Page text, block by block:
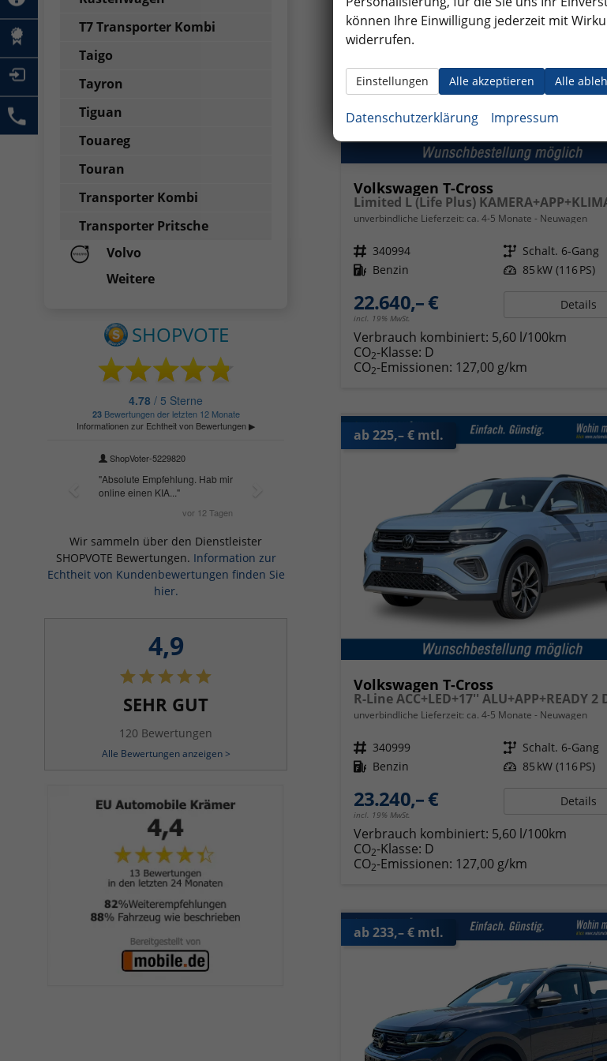
Volkswagen T-Cross
unverbindliche Lieferzeit: ca. 4-5 Monate Neuwagen
Fahrzeugnr. 340994 Getriebe Schalt. 6-Gang
Kraftstoff Benzin Leistung 85 kW (116 PS)
22.640,– €
incl. 19% MwSt.
Details
Verbrauch kombiniert: 5,60 l/100km
CO2-Klasse: D
CO2-Emissionen: 127,00 g/km
ab 225,– € mtl.
Volkswagen T-Cross
unverbindliche Lieferzeit: ca. 4-5 Monate Neuwagen
Fahrzeugnr. 340999 Getriebe Schalt. 6-Gang
Kraftstoff Benzin Leistung 85 kW (116 PS)
23.240,– €
incl. 19% MwSt.
Details
Verbrauch kombiniert: 5,60 l/100km
CO2-Klasse: D
CO2-Emissionen: 127,00 g/km
ab 233,– € mtl.
T7 Transporter Kombi
Taigo
Tayron
Tiguan
Touareg
Touran
Transporter Kombi
Transporter Pritsche
Volvo
Weitere
Wir sammeln über den Dienstleister
SHOPVOTE Bewertungen. Information zur
Echtheit von Kundenbewertungen finden Sie
hier.
4,9
SEHR GUT
120 Bewertungen
Alle Bewertungen anzeigen >
können Ihre Einwilligung jederzeit mit
widerrufen.
Alle akzeptieren Alle
Einstellungen
Datenschutzerklärung Impressum